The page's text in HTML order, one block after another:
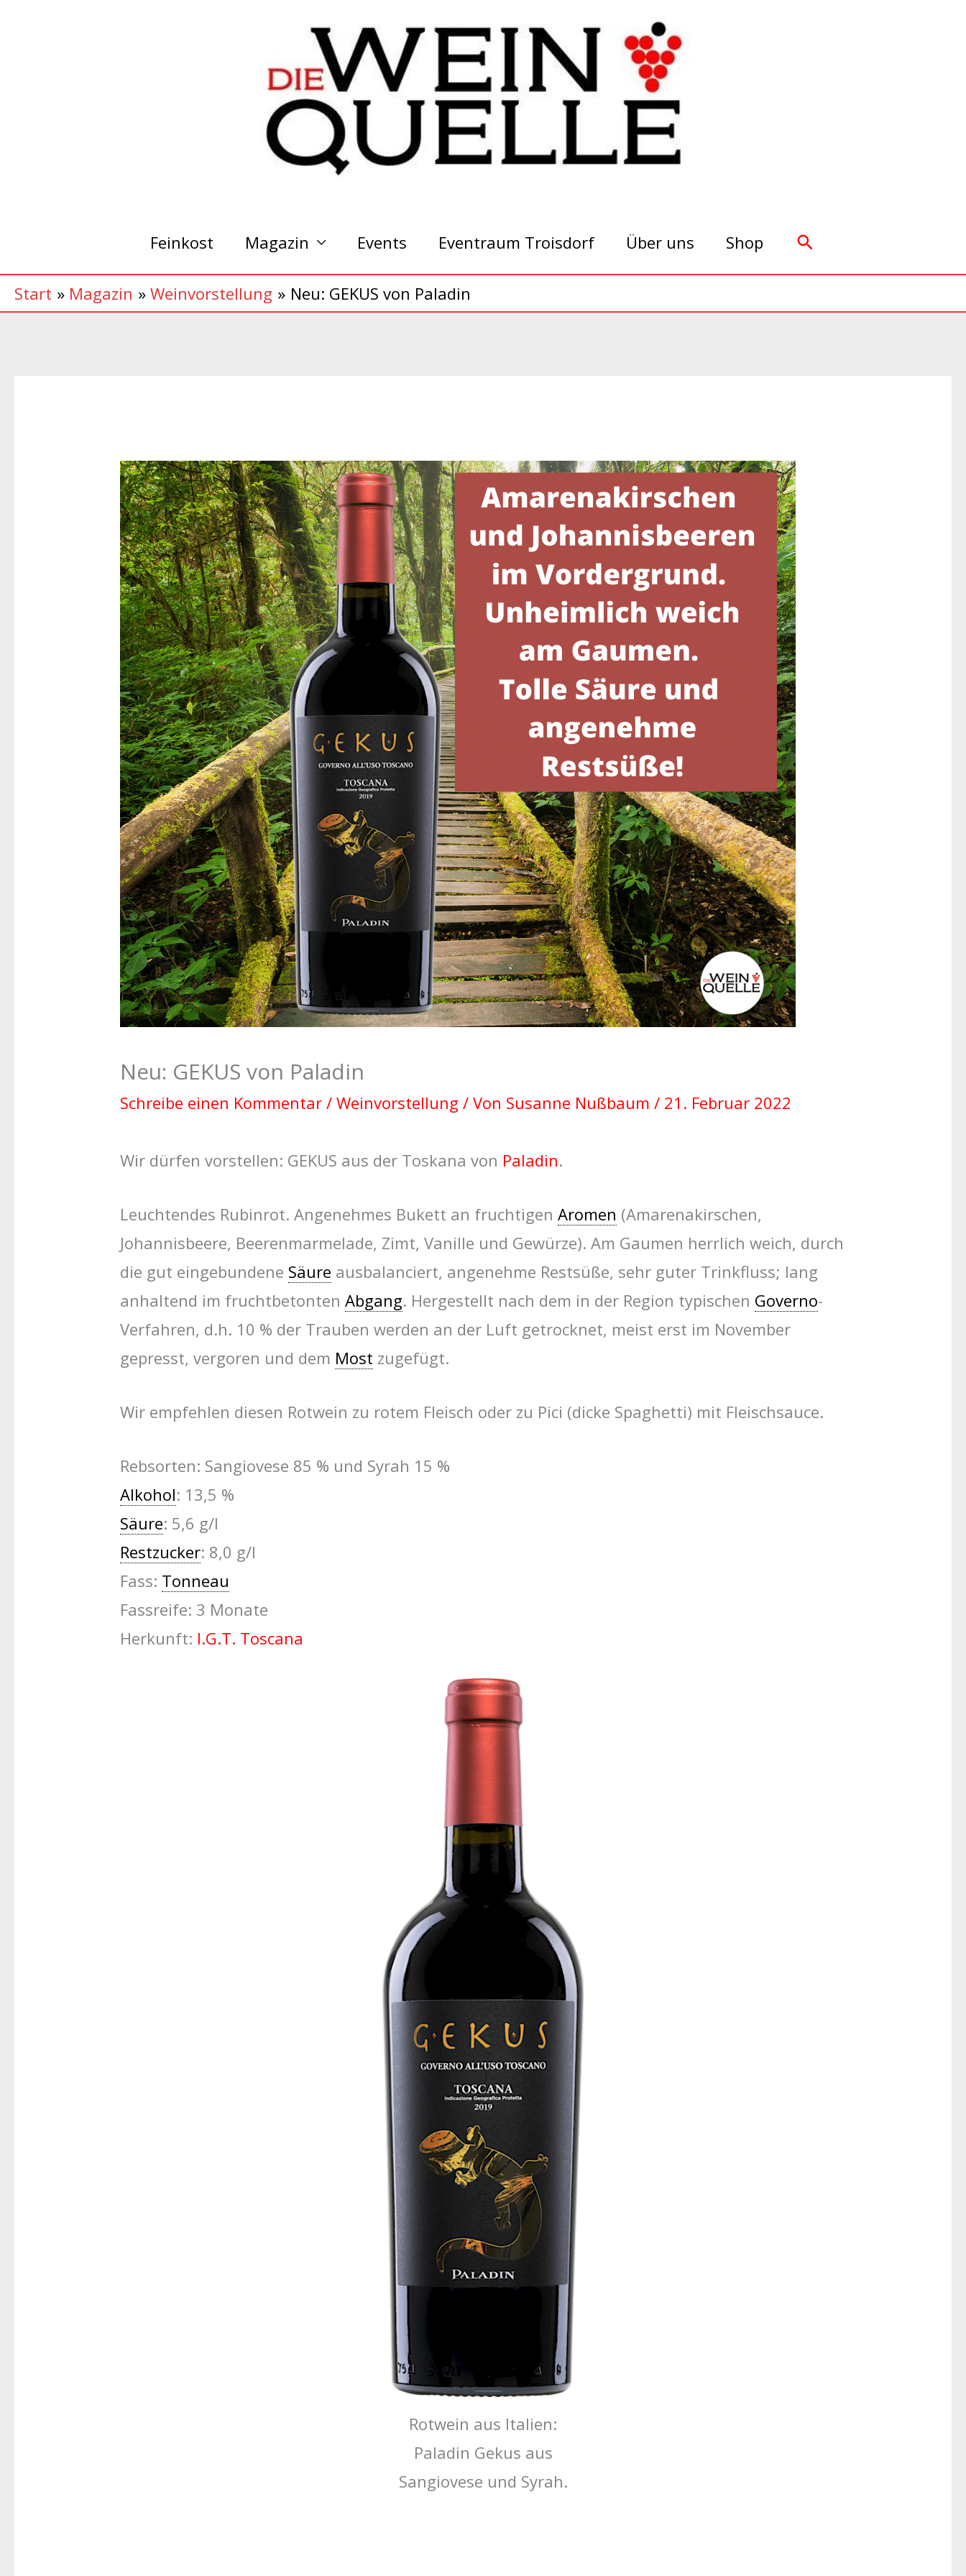
Feinkost Magazin Events Eventraum Troisdorf Über uns Shop Suchen
Start Magazin Weinvorstellung Neu: GEKUS von Paladin
Neu: GEKUS von Paladin
Schreibe einen Kommentar / Weinvorstellung / Von Susanne Nußbaum / 21. Februar 2022
Wir dürfen vorstellen: GEKUS aus der Toskana von Paladin.
Leuchtendes Rubinrot. Angenehmes Bukett an fruchtigen Aromen (Amarenakirschen,
Johannisbeere, Beerenmarmelade, Zimt, Vanille und Gewürze). Am Gaumen herrlich weich, durch
die gut eingebundene Säure ausbalanciert, angenehme Restsüße, sehr guter Trinkfluss; lang
anhaltend im fruchtbetonten Abgang. Hergestellt nach dem in der Region typischen Governo-
Verfahren, d.h. 10 % der Trauben werden an der Luft getrocknet, meist erst im November
gepresst, vergoren und dem Most zugefügt.
Wir empfehlen diesen Rotwein zu rotem Fleisch oder zu Pici (dicke Spaghetti) mit Fleischsauce.
Rebsorten: Sangiovese 85 % und Syrah 15 %
Alkohol: 13,5 %
Säure: 5,6 g/l
Restzucker: 8,0 g/l
Fass: Tonneau
Fassreife: 3 Monate
Herkunft: I.G.T. Toscana
Rotwein aus Italien:
Paladin Gekus aus
Sangiovese und Syrah.